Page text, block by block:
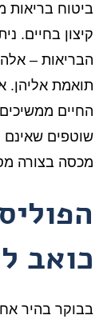
ביטוח בריאות
קיצון בחיים.
הבריאות –
תואמת
החיים
שוטפים שאינם
מכסה בצורה
כואב
בבוקר בהיר